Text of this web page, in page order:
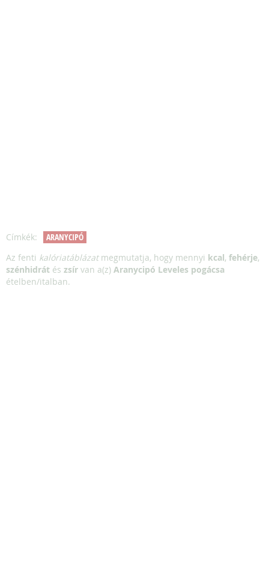
Címkék:
ARANYCIPÓ
Az fenti kalóriatáblázatmegmutatja, hogy mennyi kcal, fehérje,
szénhidrát és zsír van a(z) Aranycipó Leveles pogácsa
ételben/italban.